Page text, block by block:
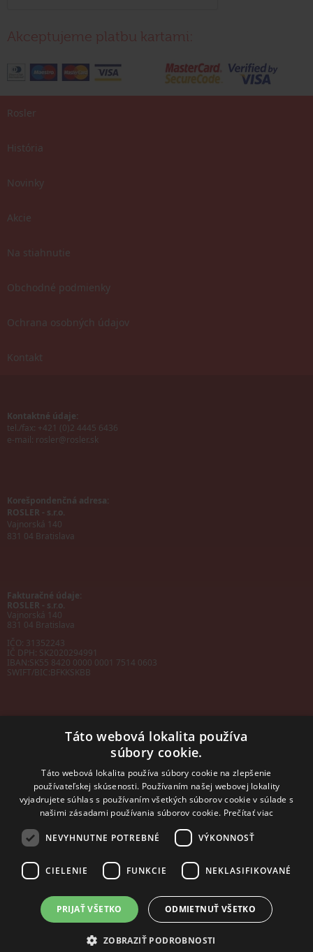
Akceptujeme platbu kartami:
Rosler
História
Novinky
Akcie
Na stiahnutie
Obchodné podmienky
Ochrana osobných údajov
Kontakt
Kontaktné údaje:
tel./fax: +421 (0)2 4445 6436
e-mail: rosler@rosler.sk
Korešpondenčná adresa:
ROSLER - s.r.o.
Vajnorská 140
831 04 Bratislava
Fakturačné údaje:
ROSLER - s.r.o.
Vajnorská 140
831 04 Bratislava
IČO: 31352243
IČ DPH: SK2020294991
IBAN:SK55 8420 0000 0001 7514 0603
SWIFT/BIC:BFKKSKBB
sales@rosler.sk
Regionálni zástupcovia
Západ a stred:
+421 903 728 402
Východ
mobil: +421 901 728 409
2014 - 2026 © ROSLER s.r.o.
Tvorba web stránok
aredakčný systém odAlejTech, spol. s r.o.
Táto webová lokalita používa
súbory cookie.
Táto webová lokalita používa súbory cookie na zlepšenie
používateľskej skúsenosti. Používaním našej webovej lokality
vyjadrujete súhlas s používaním všetkých súborov cookie v súlade s
našimi zásadami používania súborov cookie. Prečítať viac
NEVYHNUTNE POTREBNÉ VÝKONNOSŤ
CIELENIE FUNKCIE NEKLASIFIKOVANÉ
PRIJAŤ VŠETKO ODMIETNUŤ VŠETKO
ZOBRAZIŤ PODROBNOSTI